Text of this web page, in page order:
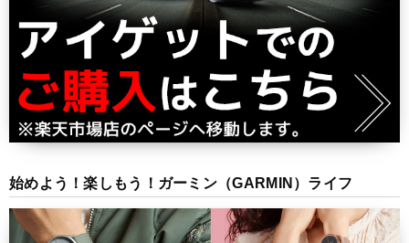
始めよう！楽しもう！ガーミン（GARMIN）ライフ